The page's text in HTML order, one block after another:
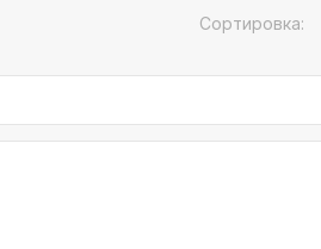
Сортировка: